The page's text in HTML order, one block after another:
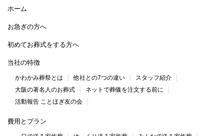
ホーム
お急ぎの方へ
初めてお葬式をする方へ
当社の特徴
かわかみ葬祭とは 他社との7つの違い
スタッフ紹介
大阪の著名人のお葬式
ネットで葬儀を注文する前に
活動報告 ことほぎ友の会
費用とプラン